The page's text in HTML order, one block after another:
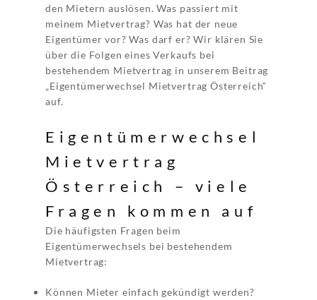
den Mietern auslösen. Was passiert mit
meinem Mietvertrag? Was hat der neue
Eigentümer vor? Was darf er? Wir klären Sie
über die Folgen eines Verkaufs bei
bestehendem Mietvertrag in unserem Beitrag
„Eigentümerwechsel Mietvertrag Österreich“
auf.
Eigentümerwechsel
Mietvertrag
Österreich – viele
Fragen kommen auf
Die häufigsten Fragen beim
Eigentümerwechsels bei bestehendem
Mietvertrag:
Können Mieter einfach gekündigt werden?